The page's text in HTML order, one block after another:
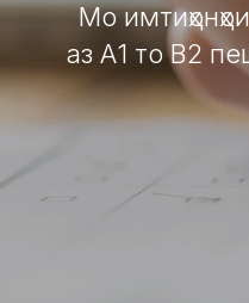
Мо
аз А1 то В2